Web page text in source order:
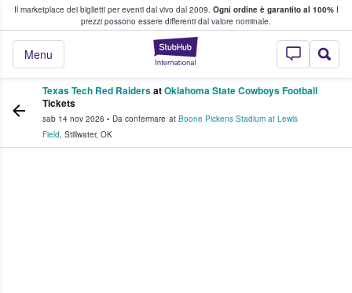
Il marketplace dei biglietti per eventi dal vivo dal 2009. Ogni ordine è garantito al 100%I
prezzi possono essere differenti dal valore nominale.
StubHub - Dove
Menu
fan comprano e vendono biglietti
Texas Tech Red RaidersatOklahoma State Cowboys Football
Tickets
sab 14 nov 2026 • Da confermare at Boone Pickens Stadium at Lewis
Field, Stillwater, OK